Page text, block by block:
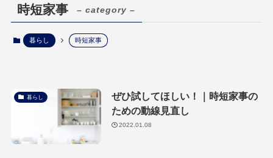
時短家事 – category –
暮らし 時短家事
暮らし
ぜひ試してほしい！｜時短家事の
ための動線見直し
2022.01.08